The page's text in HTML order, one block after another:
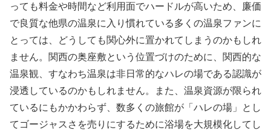
っても料金や時間など利用面でハードルが高いため、廉価
で良質な他県の温泉に入り慣れている多くの温泉ファンに
とっては、どうしても関心外に置かれてしまうのかもしれ
ません。関西の奥座敷という位置づけのために、関西的な
温泉観、すなわち温泉は非日常的なハレの場である認識が
浸透しているのかもしれません。また、温泉資源が限られ
ているにもかかわらず、数多くの旅館が「ハレの場」とし
てゴージャスさを売りにするために浴場を大規模化してし